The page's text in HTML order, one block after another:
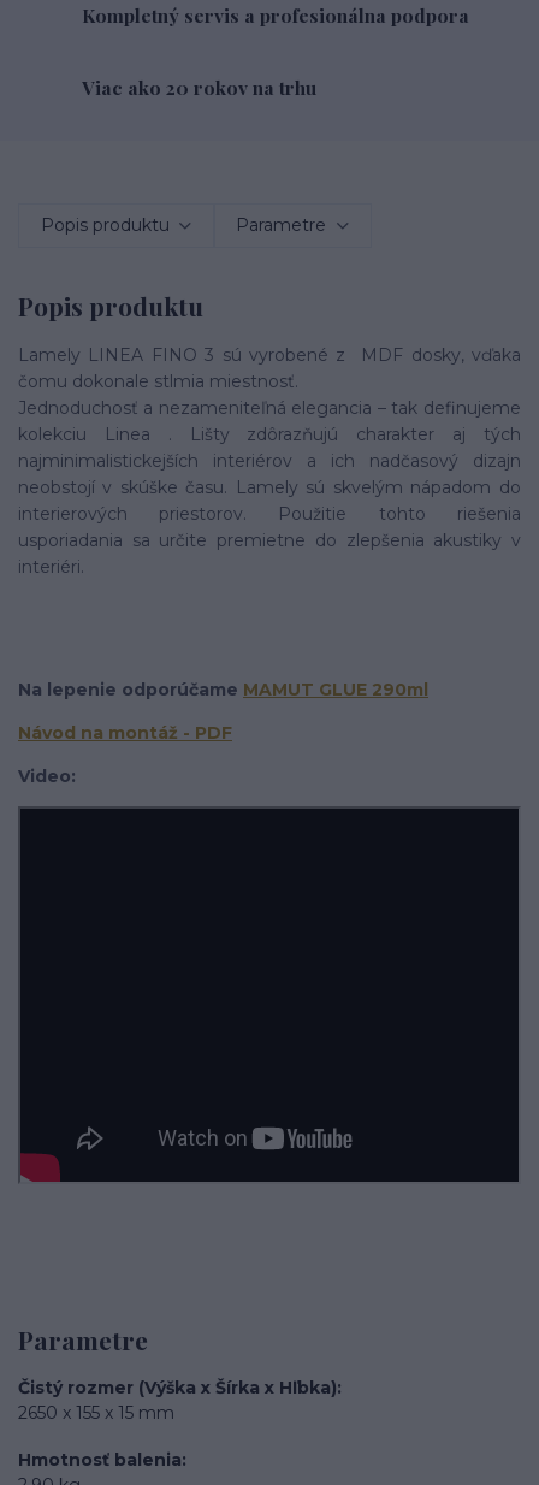
Kompletný servis a profesionálna podpora
Viac ako 20 rokov na trhu
Popis produktu Parametre
Popis produktu
Lamely LINEA FINO 3 sú vyrobené z MDF dosky, vďaka
čomu dokonale stlmia miestnosť.
Jednoduchosť a nezameniteľná elegancia – tak definujeme
kolekciu Linea . Lišty zdôrazňujú charakter aj tých
najminimalistickejších interiérov a ich nadčasový dizajn
neobstojí v skúške času. Lamely sú skvelým nápadom do
interierových priestorov. Použitie tohto riešenia
usporiadania sa určite premietne do zlepšenia akustiky v
interiéri.
Na lepenie odporúčame MAMUT GLUE 290ml
Návod na montáž - PDF
Video:
Parametre
Čistý rozmer (Výška x Šírka x Hľbka)
2650 x 155 x 15 mm
Hmotnosť balenia